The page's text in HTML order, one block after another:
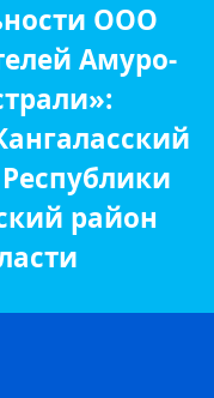
ООО
Амуро-
район